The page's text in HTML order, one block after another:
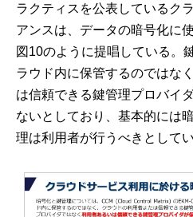
ラクティスを公表しているク
アンスは、データの暗号化に
図10のように提唱している。
ラウド内に保管するのではな
は信頼できる鍵管理プロバイ
ないとしており、基本的には
理は利用者が行うべきとしてい